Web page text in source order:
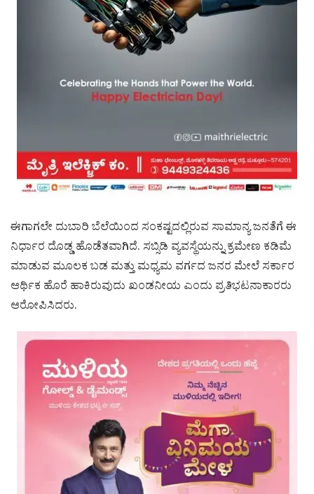
ಈಗಾಗಲೇ ದುಬಾರಿ ಬೆಲೆಯಿಂದ ಸಂಕಷ್ಟದಲ್ಲಿರುವ ಸಾಮಾನ್ಯ ಜನತೆಗೆ ಈ
ನಿರ್ಧಾರ ದೊಡ್ಡ ಹೊಡೆತವಾಗಿದೆ. ಸಬ್ಸಿಡಿ ವ್ಯವಸ್ಥೆಯನ್ನು ಕ್ರಮೇಣ ಕಡಿಮೆ
ಮಾಡುವ ಮೂಲಕ ಬಡ ಮತ್ತು ಮಧ್ಯಮ ವರ್ಗದ ಜನರ ಮೇಲೆ ಸರ್ಕಾರ
ಆರ್ಥಿಕ ಹೊರೆ ಹಾಕಿರುವುದು ಖಂಡನೀಯ ಎಂದು ಪ್ರತಿಭಟನಾಕಾರರು
ಆರೋಪಿಸಿದರು.